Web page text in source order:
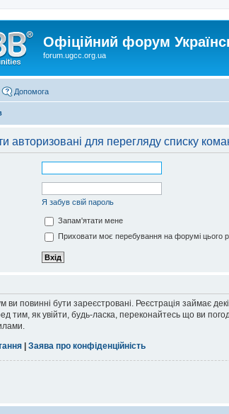
Офіційний форум
forum.ugcc.org.ua
Допомога
авторизовані для перегляду списку
Я забув свій пароль
Запам'ятати мене
Приховати моє перебування на форумі цього
повинні бути зареєстровані. Реєстрація займає
тим, як увійти, будь-ласка, переконайтесь що ви
Заява про конфіденційність